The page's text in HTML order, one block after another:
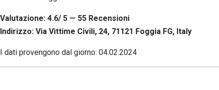
Valutazione: 4.6/ 5 — 55 Recensioni
Indirizzo: Via Vittime Civili, 24, 71121 Foggia FG, Italy
I dati provengono dal giorno: 04.02.2024